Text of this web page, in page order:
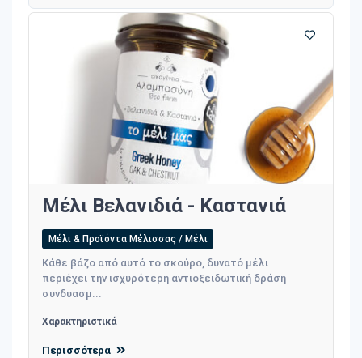
Μέλι Βελανιδιά - Καστανιά
Μέλι & Προϊόντα Μέλισσας / Μέλι
Κάθε βάζο από αυτό το σκούρο, δυνατό μέλι
περιέχει την ισχυρότερη αντιοξειδωτική δράση
συνδυασμ...
Χαρακτηριστικά
Περισσότερα